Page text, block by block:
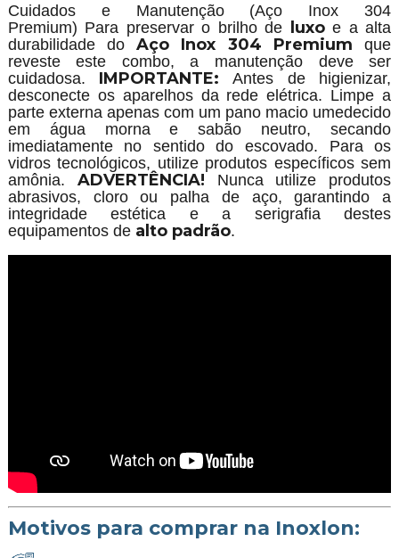
Cuidados e Manutenção (Aço Inox 304
Premium) Para preservar o brilho de
luxoe a alta
durabilidade doAço Inox 304 Premium que
reveste este combo, a manutenção deve ser
cuidadosa. IMPORTANTE: Antes de higienizar,
desconecte os aparelhos da rede elétrica. Limpe a
parte externa apenas com um pano macio umedecido
em água morna e sabão neutro, secando
imediatamente no sentido do escovado. Para os
vidros tecnológicos, utilize produtos específicos sem
amônia. ADVERTÊNCIA! Nunca utilize produtos
abrasivos, cloro ou palha de aço, garantindo a
integridade estética e a serigrafia destes
equipamentos de alto padrão.
Motivos para comprar na Inoxlon: